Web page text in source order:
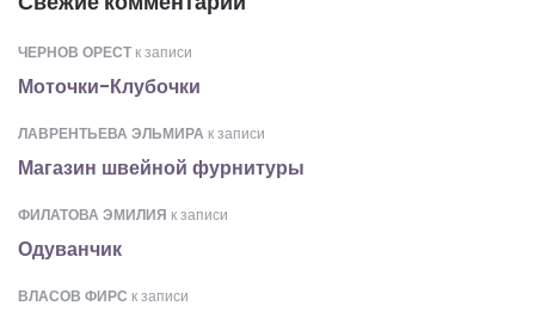
ЧЕРНОВ ОРЕСТ к записи
Моточки-Клубочки
ЛАВРЕНТЬЕВА ЭЛЬМИРА к записи
Магазин швейной фурнитуры
ФИЛАТОВА ЭМИЛИЯ к записи
Одуванчик
ВЛАСОВ ФИРС к записи